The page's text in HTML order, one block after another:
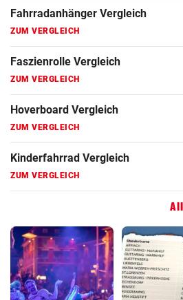
Fahrradanhänger Vergleich
ZUM VERGLEICH
Faszienrolle Vergleich
ZUM VERGLEICH
Hoverboard Vergleich
ZUM VERGLEICH
Kinderfahrrad Vergleich
ZUM VERGLEICH